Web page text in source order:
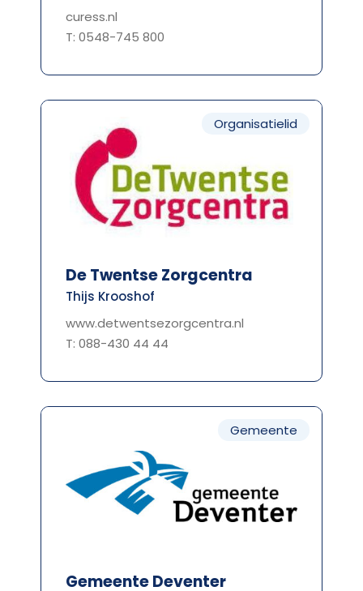
curess.nl
T: 0548-745 800
Organisatielid
De Twentse Zorgcentra
Thijs Krooshof
www.detwentsezorgcentra.nl
T: 088-430 44 44
Gemeente
Gemeente Deventer